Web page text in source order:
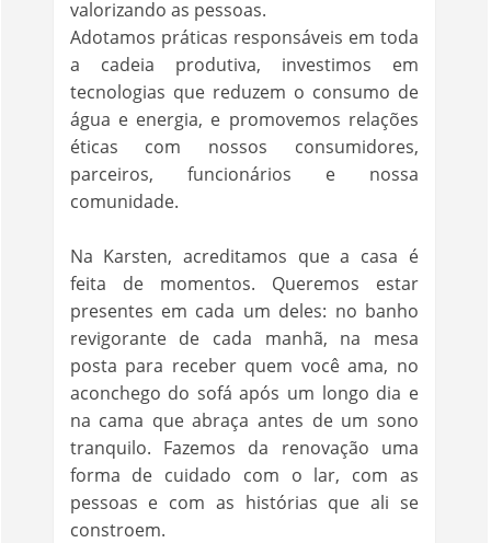
valorizando as pessoas.
Adotamos práticas responsáveis em toda
a cadeia produtiva, investimos em
tecnologias que reduzem o consumo de
água e energia, e promovemos relações
éticas com nossos consumidores,
parceiros, funcionários e nossa
comunidade.
Na Karsten, acreditamos que a casa é
feita de momentos. Queremos estar
presentes em cada um deles: no banho
revigorante de cada manhã, na mesa
posta para receber quem você ama, no
aconchego do sofá após um longo dia e
na cama que abraça antes de um sono
tranquilo. Fazemos da renovação uma
forma de cuidado com o lar, com as
pessoas e com as histórias que ali se
constroem.